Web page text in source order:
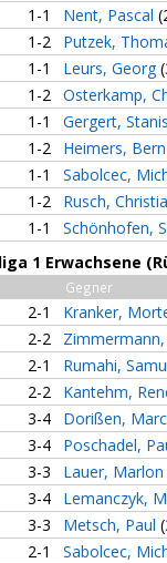
1-1
Nent, Pascal
1-2
Putzek,
1-1
Leurs, Georg
1-2 Osterkamp,
1-1
Gergert,
1-2
Heimers,
1-1
Sabolcec,
1-2
Rusch,
1-1
Schönhofen,
1 Erwachsene
Gegner
2-1
Kranker,
2-2
2-1
Rumahi,
2-2
Kantehm,
3-4
Dorißen,
3-4
Poschadel,
3-3
Lauer, Marlon
3-4
Lemanczyk,
3-3
Metsch, Paul
2-1
Sabolcec,